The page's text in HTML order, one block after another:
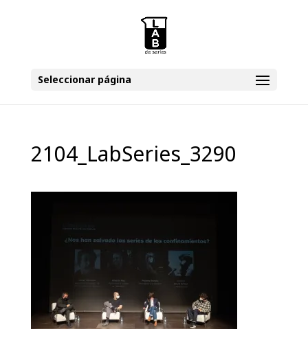
Seleccionar página
2104_LabSeries_3290